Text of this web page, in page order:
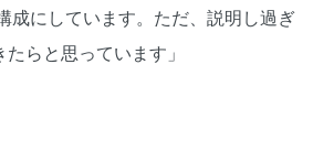
成にしています。ただ、説明し過ぎ
らと思っています」